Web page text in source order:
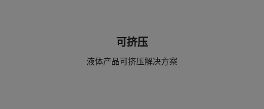
可挤压
液体产品可挤压解决方案